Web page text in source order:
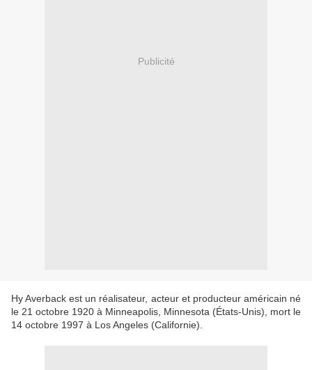
Publicité
Hy Averback est un réalisateur, acteur et producteur américain né
le 21 octobre 1920 à Minneapolis, Minnesota (États-Unis), mort le
14 octobre 1997 à Los Angeles (Californie).